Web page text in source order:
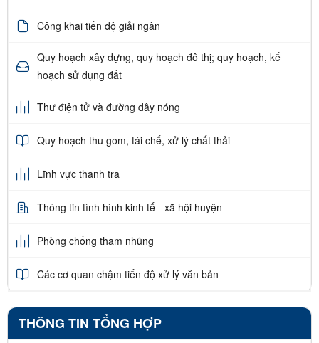
Công khai tiến độ giải ngân
Quy hoạch xây dựng, quy hoạch đô thị; quy hoạch, kế
hoạch sử dụng đất
Thư điện tử và đường dây nóng
Quy hoạch thu gom, tái chế, xử lý chất thải
Lĩnh vực thanh tra
Thông tin tình hình kinh tế - xã hội huyện
Phòng chống tham nhũng
Các cơ quan chậm tiến độ xử lý văn bản
THÔNG TIN TỔNG HỢP